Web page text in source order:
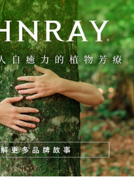
社
払いを選択すると、携帯電話認証ウィンド
を進めてください。
要です。商品はご指定の住所に配送されま
支払い通知のSMSが届きます。アプリ会員
ュ通知が届きます。
不要です。商品を確かめてから、SMSまた
ンビニ、またはATM/オンラインバンキン
内ですので、ご注意ください。AFTEE アプ
会員になるとお支払い期限を最長 45 日以内
以上で送料無料
以上で送料無料